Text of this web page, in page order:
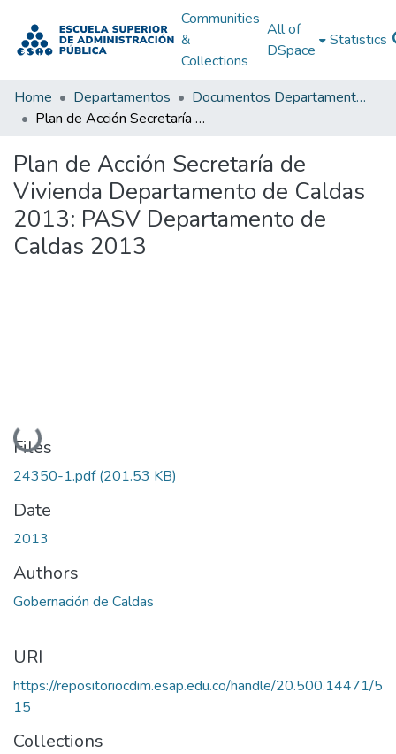
Communities
&
Collections
All of
DSpace
Statistics
Home Departamentos
Documentos Departamentales
Plan de Acción Secretaría de Vivienda Departamento de Caldas 2013: PASV Departamento de Caldas 2013
Plan de Acción Secretaría de
Vivienda Departamento de Caldas
2013: PASV Departamento de
Caldas 2013
Loading...
Files
24350-1.pdf(201.53 KB)
Date
2013
Authors
Gobernación de Caldas
URI
https://repositoriocdim.esap.edu.co/handle/20.500.14471/5
15
Collections